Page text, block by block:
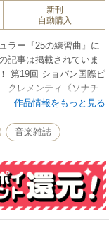
新刊
自動購入
ラー『25の練習曲』に
記事は掲載されていま
第19回 ショパン国際ピ
クレメンティ《ソナチ
課題曲にチャレンジ！
Interview 福間洸太朗
り返り編（松枝由紀子
ノーヴァ最終号に寄せ
轟 千尋）ムジカノーヴ
ピアノマスタークラス
（上田弘子）Report ピ
作品情報をもっと見る
音楽雑誌